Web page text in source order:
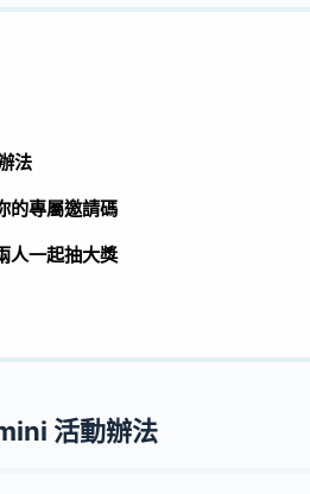
法
的專屬邀請碼
人一起抽大獎
活動辦法